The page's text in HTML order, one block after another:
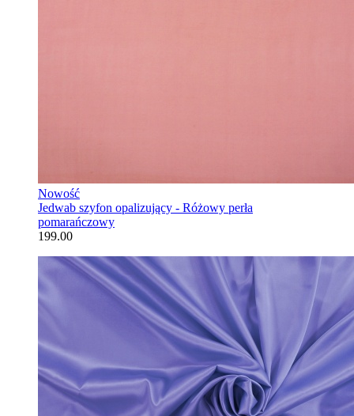
Nowość
Jedwab szyfon opalizujący - Różowy perła
pomarańczowy
199.00